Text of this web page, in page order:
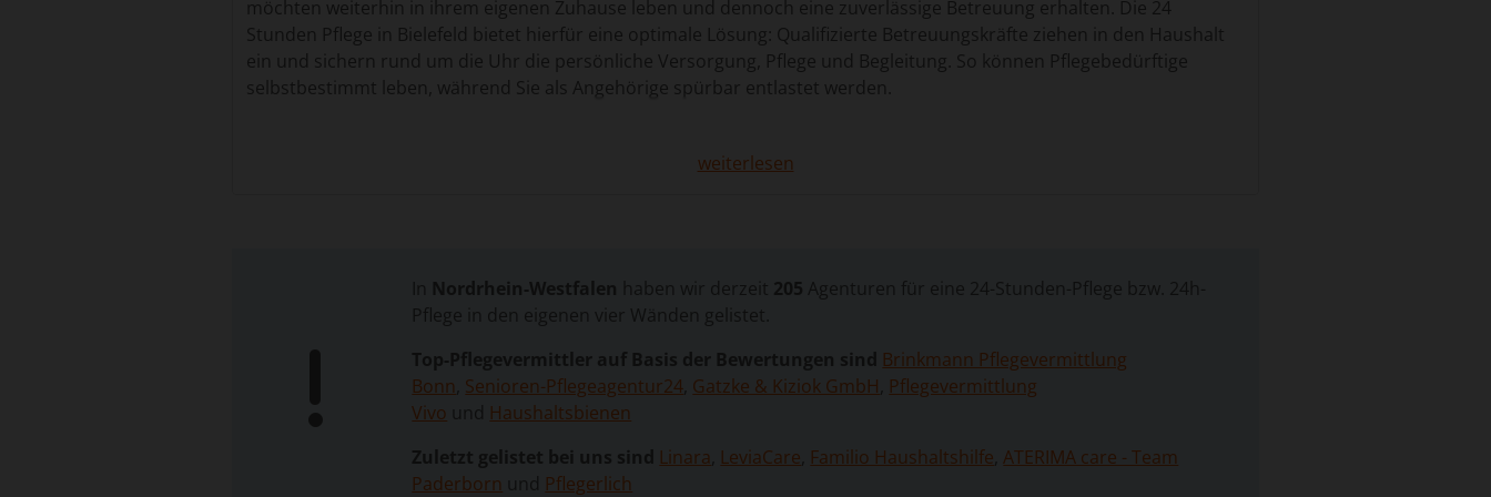
möchten weiterhin in ihrem eigenen Zuhause leben und dennoch eine zuverlässige Betreuung erhalten. Die 24
Stunden Pflege in Bielefeld bietet hierfür eine optimale Lösung: Qualifizierte Betreuungskräfte ziehen in den Haushalt
ein und sichern rund um die Uhr die persönliche Versorgung, Pflege und Begleitung. So können Pflegebedürftige
selbstbestimmt leben, während Sie als Angehörige spürbar entlastet werden.
Orientierung und Wohlbefinden. Gerade für ältere Menschen oder Personen mit Demenz ist die gewohnte Umgebung
entscheidend. Bekannte Räume, liebgewonnene Routinen und vertraute Nachbarn fördern das psychische und
emotionale Wohlbefinden und erhalten die Lebensqualität.
Darüber hinaus ermöglicht die 24-Stunden-Betreuung eine individuelle Versorgung, die gezielt auf die Bedürfnisse der
Pflegebedürftigen abgestimmt ist. Betreuungskräfte unterstützen bei der Grundpflege, helfen im Haushalt, begleiten
zu Arztterminen und fördern Aktivitäten, die den Alltag bereichern. Diese persönliche Nähe schafft Vertrauen und trägt
zu einem sicheren und stabilen Tagesablauf bei.
weiterlesen
Nordrhein-Westfalen haben wir derzeit 205 Agenturen für eine 24-Stunden-Pflege bzw. 24h-
Pflege in den eigenen vier Wänden gelistet.
Top-Pflegevermittler auf Basis der Bewertungen sind Brinkmann Pflegevermittlung
Bonn Senioren-Pflegeagentur24 Gatzke & Kiziok GmbH Pflegevermittlung
Vivo und Haushaltsbienen
Zuletzt gelistet bei uns sind Linara LeviaCare Familio Haushaltshilfe ,ATERIMA care - Team
Paderborn und Pflegerlich